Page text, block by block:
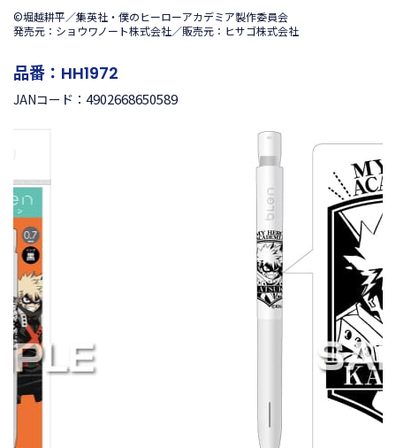
©堀越耕平／集英社・僕のヒーローアカデミア製作委員会
発売元：ショウワノート株式会社／販売元：ヒサゴ株式会社
品番： HH1972
JANコード： 4902668650589